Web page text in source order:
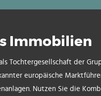
Immobilien
Tochtergesellschaft der
europäische
Nutzen Sie die